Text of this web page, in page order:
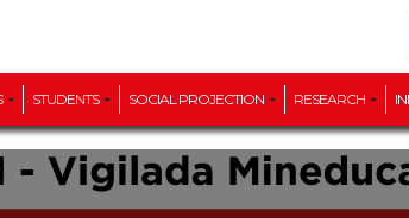
STUDENTS SOCIAL PROJECTION RESEARCH